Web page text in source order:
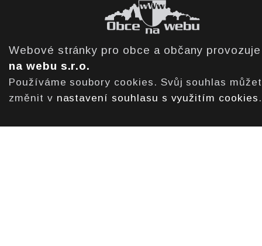
Webové stránky pro obce a občany
na webu s.r.o.
Používáme soubory cookies. Svůj souhlas
změnit v nastavení souhlasu s využitím cookies .